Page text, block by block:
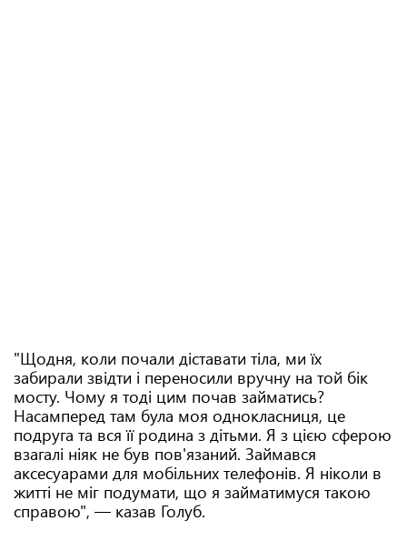
"Щодня, коли почали діставати тіла, ми їх
забирали звідти і переносили вручну на той бік
мосту. Чому я тоді цим почав займатись?
Насамперед там була моя однокласниця, це
подруга та вся її родина з дітьми. Я з цією сферою
взагалі ніяк не був пов'язаний. Займався
аксесуарами для мобільних телефонів. Я ніколи в
житті не міг подумати, що я займатимуся такою
справою", — казав Голуб.